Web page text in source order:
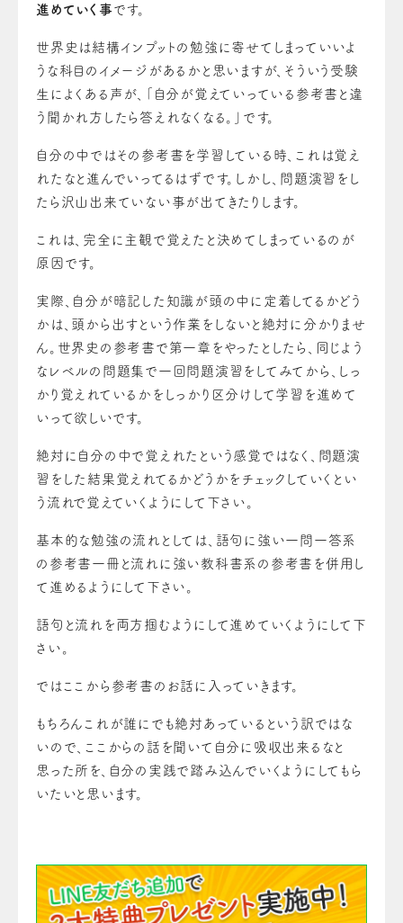
進めていく事です。
世界史は結構インプットの勉強に寄せてしまっていいよ
うな科目のイメージがあるかと思いますが、そういう受験
生によくある声が、「自分が覚えていっている参考書と違
う聞かれ方したら答えれなくなる。」です。
自分の中ではその参考書を学習している時、これは覚え
れたなと進んでいってるはずです。しかし、問題演習をし
たら沢山出来ていない事が出てきたりします。
これは、完全に主観で覚えたと決めてしまっているのが
原因です。
実際、自分が暗記した知識が頭の中に定着してるかどう
かは、頭から出すという作業をしないと絶対に分かりませ
ん。世界史の参考書で第一章をやったとしたら、同じよう
なレベルの問題集で一回問題演習をしてみてから、しっ
かり覚えれているかをしっかり区分けして学習を進めて
いって欲しいです。
絶対に自分の中で覚えれたという感覚ではなく、問題演
習をした結果覚えれてるかどうかをチェックしていくとい
う流れで覚えていくようにして下さい。
基本的な勉強の流れとしては、語句に強い一問一答系
の参考書一冊と流れに強い教科書系の参考書を併用し
て進めるようにして下さい。
語句と流れを両方掴むようにして進めていくようにして下
さい。
ではここから参考書のお話に入っていきます。
もちろんこれが誰にでも絶対あっているという訳ではな
いので、ここからの話を聞いて自分に吸収出来るなと
思った所を、自分の実践で踏み込んでいくようにしてもら
いたいと思います。